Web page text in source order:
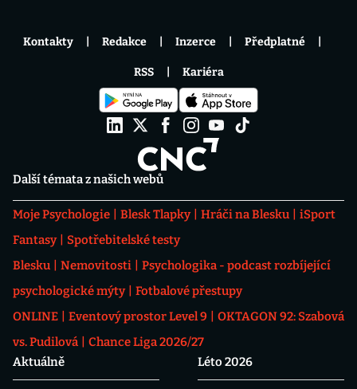
Další témata z našich webů
Moje Psychologie Blesk Tlapky Hráči na Blesku
iSport
Fantasy
Spotřebitelské testy
Blesku
Nemovitosti
Psychologika - podcast rozbíjející
psychologické mýty
Fotbalové přestupy
ONLINE
Eventový prostor Level 9
OKTAGON 92: Szabová
vs. Pudilová
Chance Liga 2026/27
Aktuálně
Léto 2026
Kontakty Redakce Inzerce Předplatné
RSS Kariéra